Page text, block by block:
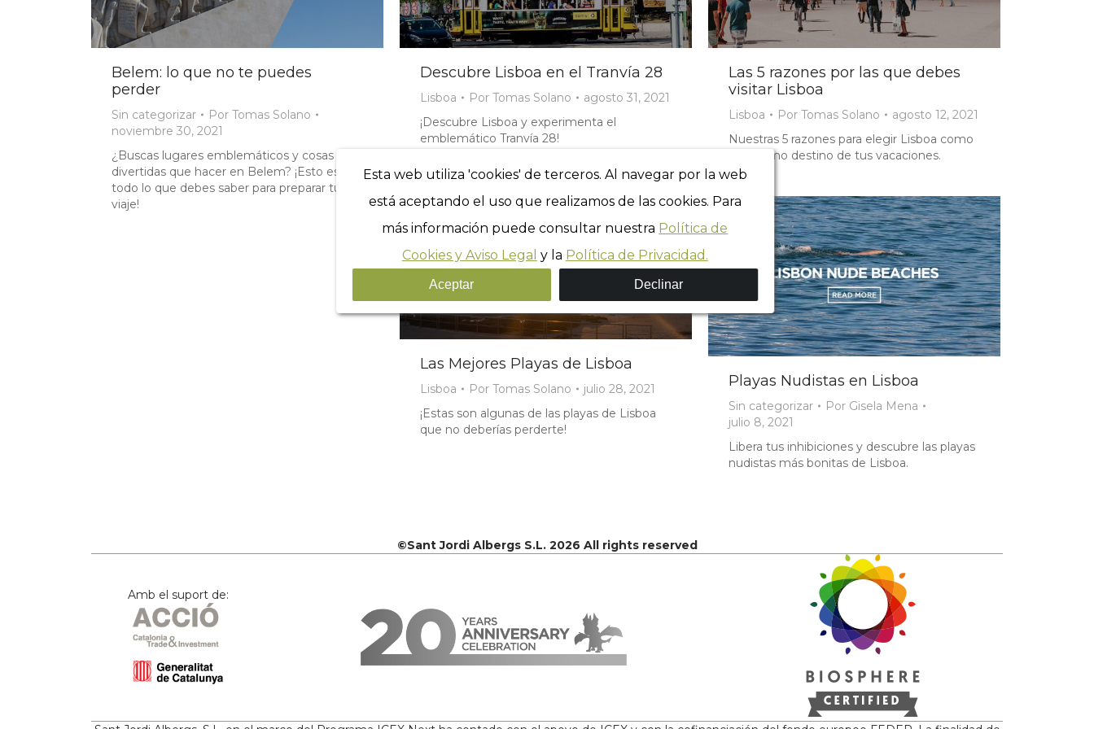
Belem: lo que no te puedes
perder
Sin categorizar Por Tomas Solano
noviembre 30, 2021
¿Buscas lugares emblemáticos y cosas
divertidas que hacer en Belem? ¡Esto es
todo lo que debes saber para preparar tu
viaje!
Descubre Lisboa en el Tranvía 28
Lisboa Por Tomas Solano
agosto 31, 2021
¡Descubre Lisboa y experimenta el
emblemático Tranvía 28!
Las 5 razones por las que debes
visitar Lisboa
Lisboa Por Tomas Solano
agosto 12, 2021
Nuestras 5 razones para elegir Lisboa como
el próximo destino de tus vacaciones.
Las Mejores Playas de Lisboa
Lisboa Por Tomas Solano
julio 28, 2021
¡Estas son algunas de las playas de Lisboa
que no deberías perderte!
Playas Nudistas en Lisboa
Sin categorizar Por Gisela Mena
julio 8, 2021
Libera tus inhibiciones y descubre las playas
nudistas más bonitas de Lisboa.
©Sant Jordi Albergs S.L. 2026 All rights reserved
Amb el suport de:
Esta web utiliza 'cookies' de terceros. Al navegar por la web
está aceptando el uso que realizamos de las cookies. Para
más información puede consultar nuestra Política de
Cookies y Aviso Legal y la Política de Privacidad.
Aceptar Declinar